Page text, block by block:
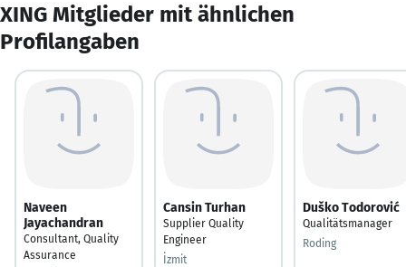
XING Mitglieder mit ähnlichen
Profilangaben
Naveen
Jayachandran
Consultant, Quality
Assurance
Cansin Turhan
Supplier Quality
Engineer
İzmit
Duško Todorović
Qualitätsmanager
Roding